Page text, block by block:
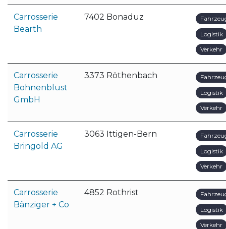
Carrosserie
Bearth
7402 Bonaduz
Logistik
Verkehr
Carrosserie
Bohnenblust
GmbH
3373 Röthenbach
Logistik
Verkehr
Carrosserie
Bringold AG
3063 Ittigen-Bern
Logistik
Verkehr
Carrosserie
Bänziger + Co
4852 Rothrist
Logistik
Verkehr